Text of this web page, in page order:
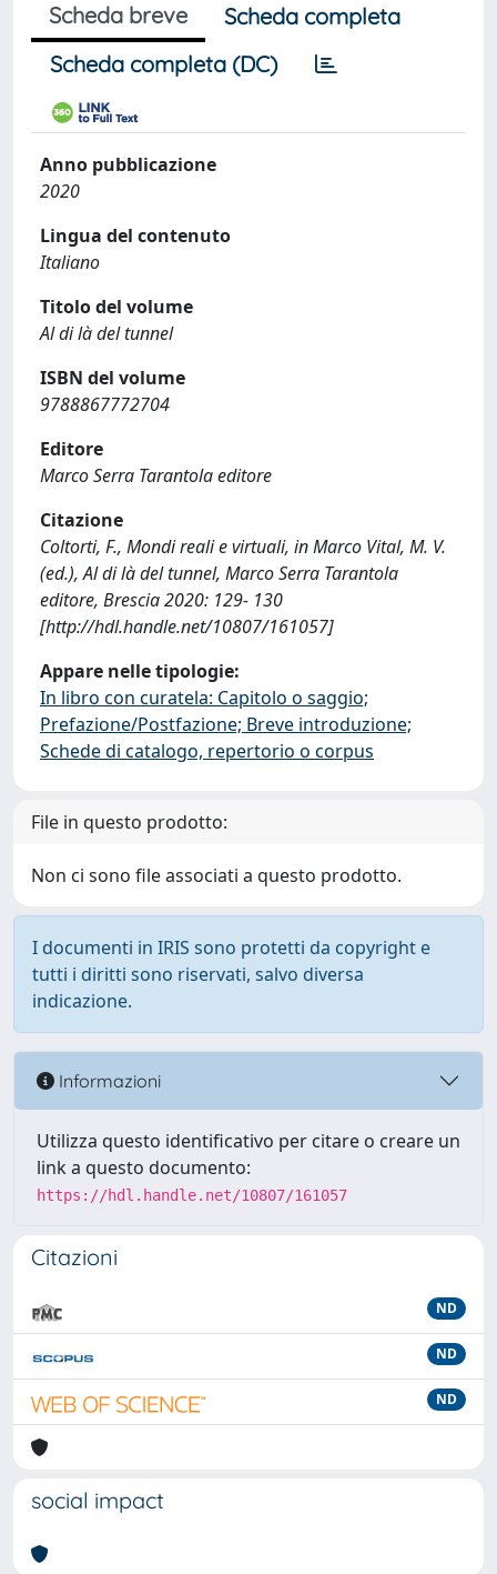
Scheda breve
Scheda completa
Scheda completa (DC)
Anno pubblicazione
2020
Lingua del contenuto
Italiano
Titolo del volume
Al di là del tunnel
ISBN del volume
9788867772704
Editore
Marco Serra Tarantola editore
Citazione
Coltorti, F., Mondi reali e virtuali, in Marco Vital, M. V.
(ed.), Al di là del tunnel, Marco Serra Tarantola
editore, Brescia 2020: 129- 130
[http://hdl.handle.net/10807/161057]
Appare nelle tipologie:
In libro con curatela: Capitolo o saggio;
Prefazione/Postfazione; Breve introduzione;
Schede di catalogo, repertorio o corpus
File in questo prodotto:
Non ci sono file associati a questo prodotto.
I documenti in IRIS sono protetti da copyright e
tutti i diritti sono riservati, salvo diversa
indicazione.
Informazioni
Utilizza questo identificativo per citare o creare un
link a questo documento:
https://hdl.handle.net/10807/161057
Citazioni
ND
ND
ND
social impact